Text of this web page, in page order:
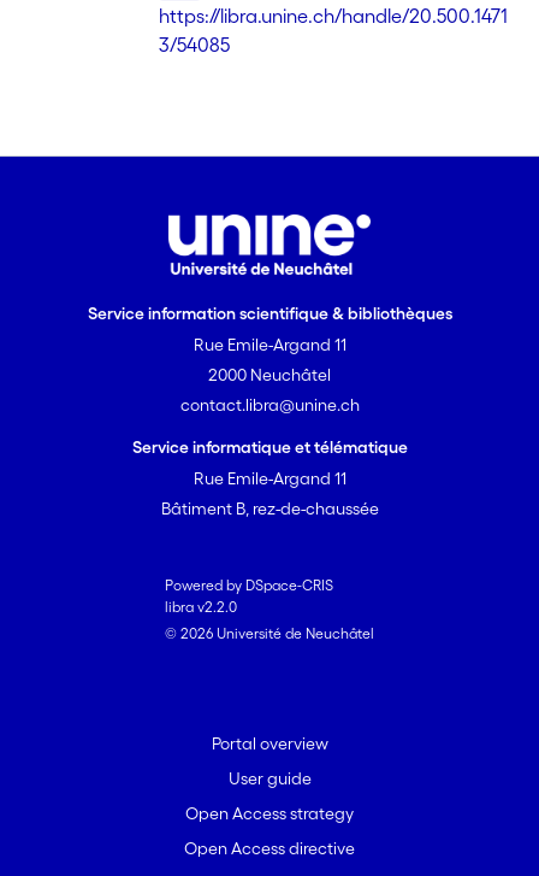
https://libra.unine.ch/handle/20.500.1471
3/54085
Service information scientifique & bibliothèques
Rue Emile-Argand 11
2000 Neuchâtel
contact.libra@unine.ch
Service informatique et télématique
Rue Emile-Argand 11
Bâtiment B, rez-de-chaussée
Powered by DSpace-CRIS
libra v2.2.0
© 2026 Université de Neuchâtel
Portal overview
User guide
Open Access strategy
Open Access directive